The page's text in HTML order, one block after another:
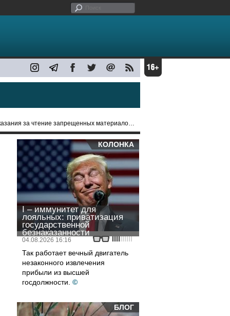
запрещенных материалов, VPN и передачу симки
КОЛОНКА
I – иммунитет для
лояльных: приватизация
государственной
безнаказанности
04.08.2026 16:16
Так работает вечный двигатель
незаконного извлечения
прибыли из высшей
госдолжности. ©
БЛОГ